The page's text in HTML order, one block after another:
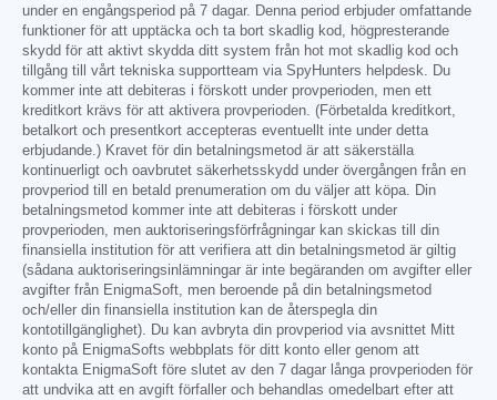
under en engångsperiod på 7 dagar. Denna period erbjuder omfattande
funktioner för att upptäcka och ta bort skadlig kod, högpresterande
skydd för att aktivt skydda ditt system från hot mot skadlig kod och
tillgång till vårt tekniska supportteam via SpyHunters helpdesk. Du
kommer inte att debiteras i förskott under provperioden, men ett
kreditkort krävs för att aktivera provperioden. (Förbetalda kreditkort,
betalkort och presentkort accepteras eventuellt inte under detta
erbjudande.) Kravet för din betalningsmetod är att säkerställa
kontinuerligt och oavbrutet säkerhetsskydd under övergången från en
provperiod till en betald prenumeration om du väljer att köpa. Din
betalningsmetod kommer inte att debiteras i förskott under
provperioden, men auktoriseringsförfrågningar kan skickas till din
finansiella institution för att verifiera att din betalningsmetod är giltig
(sådana auktoriseringsinlämningar är inte begäranden om avgifter eller
avgifter från EnigmaSoft, men beroende på din betalningsmetod
och/eller din finansiella institution kan de återspegla din
kontotillgänglighet). Du kan avbryta din provperiod via avsnittet Mitt
konto på EnigmaSofts webbplats för ditt konto eller genom att
kontakta EnigmaSoft före slutet av den 7 dagar långa provperioden för
att undvika att en avgift förfaller och behandlas omedelbart efter att